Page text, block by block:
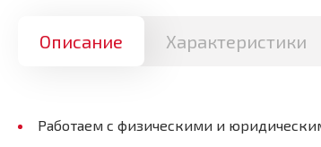
Описание Характеристики
Работаем с физическими и